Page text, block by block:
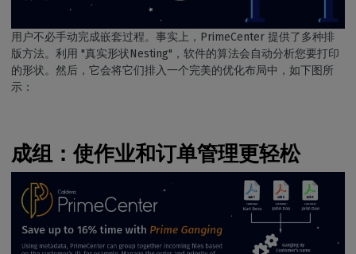
用户不必手动完成嵌套过程。事实上，PrimeCenter 提供了多种排
版方法。利用 "真实形状Nesting"，软件的算法会自动分析您要打印
的形状。然后，它会将它们排入一个完美的优化布局中，如下图所
示：
成组：使作业和订单管理更轻松